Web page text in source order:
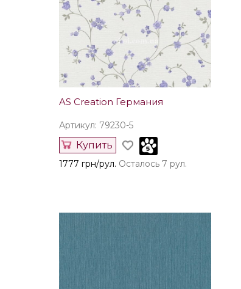
AS Creation Германия
Артикул: 79230-5
Купить
1777 грн/рул. Осталось 7 рул.